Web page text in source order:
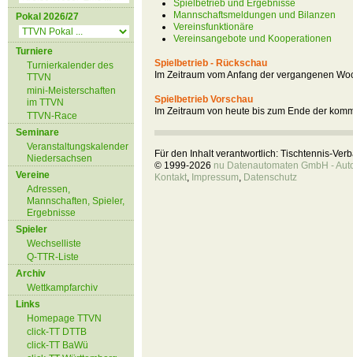
Pokal 2026/27
Turniere
Turnierkalender des
TTVN
mini-Meisterschaften
im TTVN
TTVN-Race
Seminare
Veranstaltungskalender
Niedersachsen
Vereine
Adressen,
Mannschaften, Spieler,
Ergebnisse
Spieler
Wechselliste
Q-TTR-Liste
Archiv
Wettkampfarchiv
Links
Homepage TTVN
click-TT DTTB
click-TT BaWü
Spielbetrieb und Ergebnisse
Mannschaftsmeldungen und Bilanzen
Vereinsfunktionäre
Vereinsangebote und Kooperationen
Spielbetrieb - Rückschau
Im Zeitraum vom Anfang der vergangenen
Spielbetrieb Vorschau
Im Zeitraum von heute bis zum Ende der
Für den Inhalt verantwortlich: Tischtennis-
© 1999-2026 nu Datenautomaten GmbH -
Kontakt, Impressum, Datenschutz